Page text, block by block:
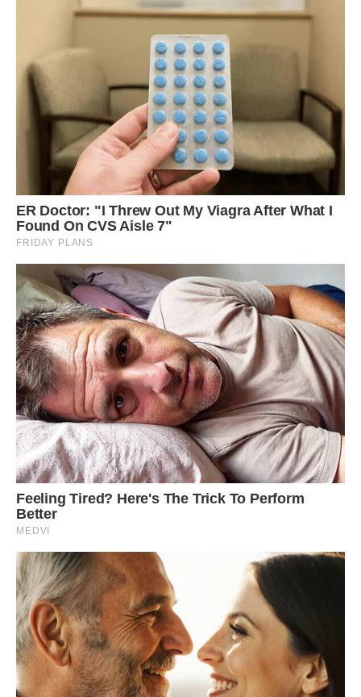
продали будинок. Незабаром розвалився наш бізнес. Ми
більше не хотіли ним займатися. Ми нічого не хотіли. Пів
року я лікувалася в психіатра. Потім поїхала до родичів у
село. Там, на лоні природи, в тиші, подалі від міської суєти
повернула собі душевну рівновагу.
Одного разу отримала лист від Мирослава. “Знаєш, –
писав він. – Наше спільне горе змусило мене багато чого
переосмислити в моєму житті. Я став іншою людиною,
знайшов мудрість і зміцнів душею. І це, напевно, природно
– після того, що сталося, ми не можемо бути колишніми.
Але мені тепер зрозуміла ще одна річ. сонце, я люблю
тебе. Люблю ще сильніше, ніж раніше. І хочу бути поруч з
тобою все життя. Давай спробуємо почати все спочатку.
Твій новий Мирослав”.
Лист змусив мене глибоко замислитися. Я відчувала, що